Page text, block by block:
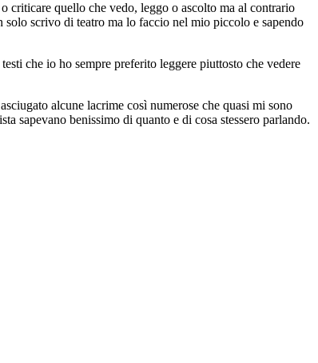
criticare quello che vedo, leggo o ascolto ma al contrario
solo scrivo di teatro ma lo faccio nel mio piccolo e sapendo
che io ho sempre preferito leggere piuttosto che vedere
alcune lacrime così numerose che quasi mi sono
sapevano benissimo di quanto e di cosa stessero parlando.